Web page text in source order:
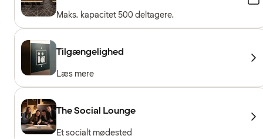
Maks. kapacitet 500 deltagere.
Tilgængelighed
Læs mere
The Social Lounge
Et socialt mødested